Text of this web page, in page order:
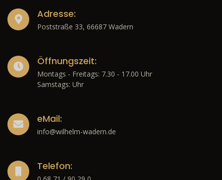
Adresse:
Poststraße 33, 66687 Wadern
Öffnungszeit:
Montags - Freitags: 7.30 - 17.00 Uhr
Samstags: Uhr
eMail:
info@wilhelm-wadern.de
Telefon: